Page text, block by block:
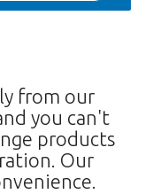
from our
you can't
products
Our